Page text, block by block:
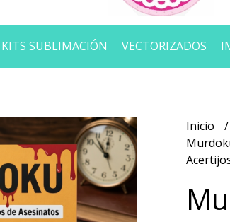
KITS SUBLIMACIÓN VECTORIZADOS
Inicio